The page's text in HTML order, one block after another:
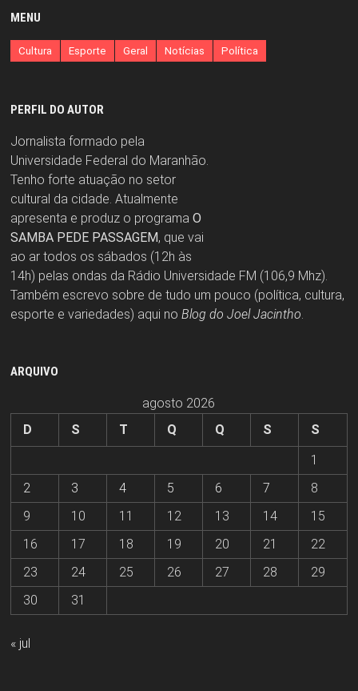
MENU
Cultura Esporte Geral Notícias Política
PERFIL DO AUTOR
Jornalista formado pela
Universidade Federal do Maranhão.
Tenho forte atuação no setor
cultural da cidade. Atualmente
apresenta e produz o programa O
SAMBA PEDE PASSAGEM, que vai
ao ar todos os sábados (12h às
14h) pelas ondas da Rádio Universidade FM (106,9 Mhz).
Também escrevo sobre de tudo um pouco (política, cultura,
esporte e variedades) aqui no Blog do Joel Jacintho
ARQUIVO
agosto 2026
D
S T Q Q S
S
1
2
3 4 5 6 7
8
9
10 11 12 13 14
15
16
17 18 19 20 21
22
23
24 25 26 27 28
29
30
31
« jul